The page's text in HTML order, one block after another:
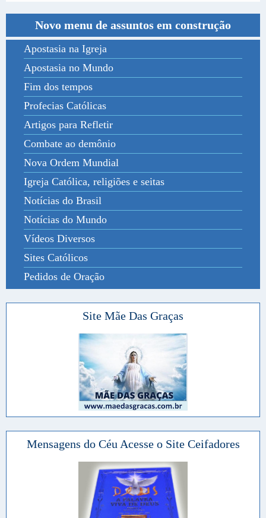
Novo menu de assuntos em construção
Apostasia na Igreja
Apostasia no Mundo
Fim dos tempos
Profecias Católicas
Artigos para Refletir
Combate ao demônio
Nova Ordem Mundial
Igreja Católica, religiões e seitas
Notícias do Brasil
Notícias do Mundo
Vídeos Diversos
Sites Católicos
Pedidos de Oração
Site Mãe Das Graças
Mensagens do Céu Acesse o Site Ceifadores